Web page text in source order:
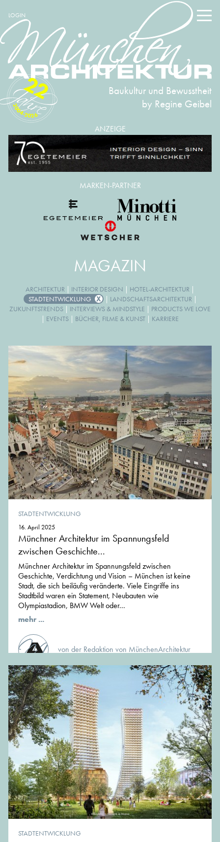
LOGIN
Baukultur und Bewusstheit
by Regine Geibel
2004-2026
22
ANZEIGE
MAGAZIN
ARCHITEKTUR | INTERIOR DESIGN | HOTEL-ARCHITEKTUR |
STADTENTWICKLUNG
| LANDSCHAFTSARCHITEKTUR |
ZUKUNFTSTRENDS | INTERVIEWS & MINDSTYLE | PRODUCTS WE LOVE
| EVENTS | BÜCHER, FILME & KUNST | KARRIERE
STADTENTWICKLUNG
16. April 2025
Münchner Architektur im Spannungsfeld
zwischen Geschichte...
Münchner Architektur im Spannungsfeld zwischen
Geschichte, Verdichtung und Vision – München ist keine
Stadt, die sich beiläufig veränderte. Viele Eingriffe ins
Stadtbild waren ein Statement, Neubauten wie
Olympiastadion, BMW Welt oder...
mehr ...
von der Redaktion von MünchenArchitektur
STADTENTWICKLUNG